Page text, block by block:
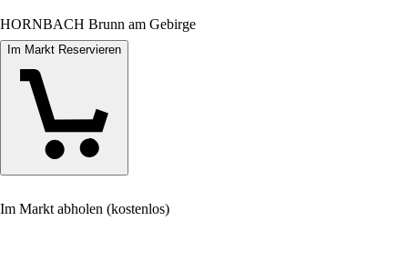
HORNBACH Brunn am Gebirge
Im Markt Reservieren
Im Markt abholen (kostenlos)